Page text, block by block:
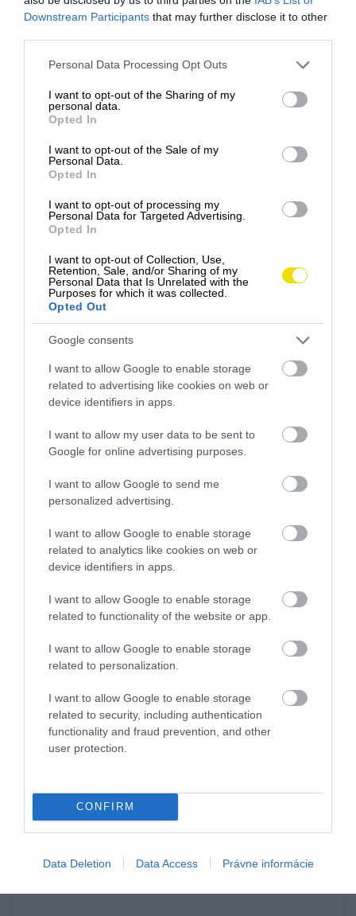
Downstream Participants that may further disclose it to other
Please note that this website/app uses one or more Google
not limited to your visit or usage behaviour. You may click to
grant or deny consent to Google and its third-party tags to
use your data for below specified purposes in below Google
consent section.
Personal Data Processing Opt Outs
I want to opt-out of the Sharing of my
personal data.
Opted In
I want to opt-out of the Sale of my
Personal Data.
Opted In
I want to opt-out of processing my
Personal Data for Targeted Advertising.
Opted In
I want to opt-out of Collection, Use,
Retention, Sale, and/or Sharing of my
Personal Data that Is Unrelated with the
Purposes for which it was collected.
Opted Out
Google consents
I want to allow Google to enable storage
related to advertising like cookies on web or
device identifiers in apps.
I want to allow my user data to be sent to
Google for online advertising purposes.
I want to allow Google to send me
personalized advertising.
I want to allow Google to enable storage
related to analytics like cookies on web or
device identifiers in apps.
I want to allow Google to enable storage
related to functionality of the website or app.
I want to allow Google to enable storage
related to personalization.
I want to allow Google to enable storage
related to security, including authentication
functionality and fraud prevention, and other
user protection.
CONFIRM
Data Deletion Data Access Právne informácie
Foto: Drive Magazine
ZUBATÉ DONUTY
Pre lenivé gazdinky, alebo tých čo nemajú toľko
času, vám postačia 2 ingrediencie. Kúpne, farebné
donuty alebo šišky a cukríky v tvare zubov. Tie
vložíte do otvoru a máte roztomilé strašidlo na
Foto: Drive Magazine
FAREBNÉ KOKTAILY